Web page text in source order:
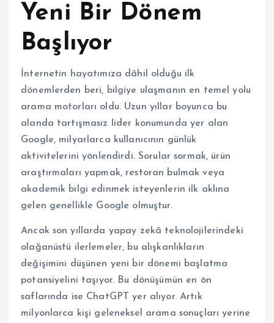
Yeni Bir Dönem
Başlıyor
İnternetin hayatımıza dâhil olduğu ilk
dönemlerden beri, bilgiye ulaşmanın en temel yolu
arama motorları oldu. Uzun yıllar boyunca bu
alanda tartışmasız lider konumunda yer alan
Google, milyarlarca kullanıcının günlük
aktivitelerini yönlendirdi. Sorular sormak, ürün
araştırmaları yapmak, restoran bulmak veya
akademik bilgi edinmek isteyenlerin ilk aklına
gelen genellikle Google olmuştur.
Ancak son yıllarda yapay zekâ teknolojilerindeki
olağanüstü ilerlemeler, bu alışkanlıkların
değişimini düşünen yeni bir dönemi başlatma
potansiyelini taşıyor. Bu dönüşümün en ön
saflarında ise ChatGPT yer alıyor. Artık
milyonlarca kişi geleneksel arama sonuçları yerine